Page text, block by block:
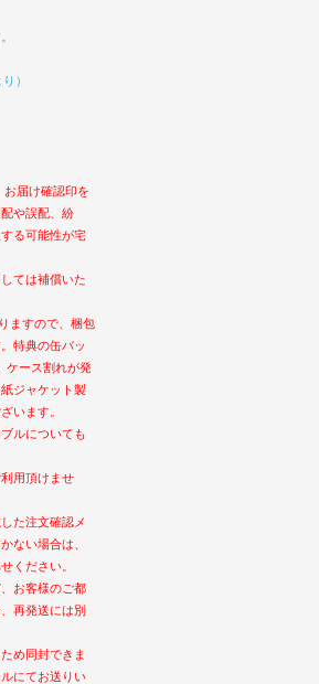
）
お届け確認印を
や誤配、紛
る可能性が宅
ては補償いた
ますので、梱包
特典の缶バッ
ケース割れが発
ジャケット製
います。
ルについても
用頂けませ
た注文確認メ
ない場合は、
ください。
お客様のご都
再発送には別
め同封できま
にてお送りい